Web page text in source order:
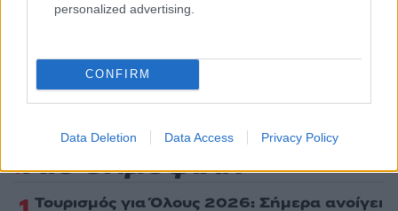
personalized advertising.
CONFIRM
Data Deletion Data Access Privacy Policy
Ακολουθήστε το Νewsit.gr στο
Πιο δημοφιλή
Τουρισμός για Όλους 2026: Σήμερα ανοίγει